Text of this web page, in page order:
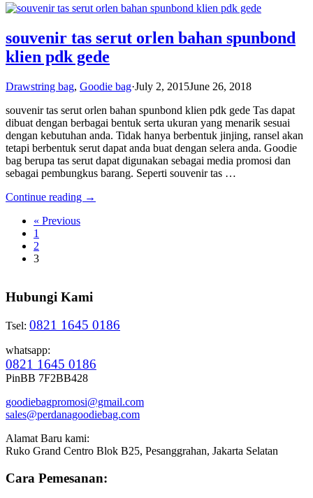
souvenir tas serut orlen bahan spunbond
klien pdk gede
Drawstring bag, Goodie bag·July 2, 2015June 26, 2018
souvenir tas serut orlen bahan spunbond klien pdk gede Tas dapat
dibuat dengan berbagai bentuk serta ukuran yang menarik sesuai
dengan kebutuhan anda. Tidak hanya berbentuk jinjing, ransel akan
tetapi berbentuk serut dapat anda buat dengan selera anda. Goodie
bag berupa tas serut dapat digunakan sebagai media promosi dan
sebagai pembungkus barang. Seperti souvenir tas …
Continue reading →
« Previous
1
2
3
Hubungi Kami
Tsel: 0821 1645 0186
whatsapp:
0821 1645 0186
PinBB 7F2BB428
goodiebagpromosi@gmail.com
sales@perdanagoodiebag.com
Alamat Baru kami:
Ruko Grand Centro Blok B25, Pesanggrahan, Jakarta Selatan
Cara Pemesanan: